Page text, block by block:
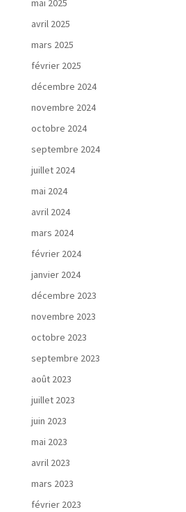
avril 2025
mars 2025
février 2025
décembre 2024
novembre 2024
octobre 2024
septembre 2024
juillet 2024
mai 2024
avril 2024
mars 2024
février 2024
janvier 2024
décembre 2023
novembre 2023
octobre 2023
septembre 2023
août 2023
juillet 2023
juin 2023
mai 2023
avril 2023
mars 2023
février 2023